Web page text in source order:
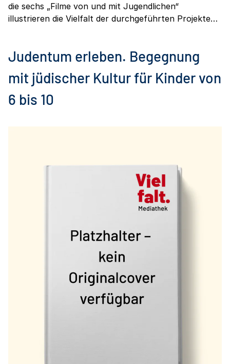
die sechs „Filme von und mit Jugendlichen“
illustrieren die Vielfalt der durchgeführten Projekte…
Judentum erleben. Begegnung
mit jüdischer Kultur für Kinder von
6 bis 10